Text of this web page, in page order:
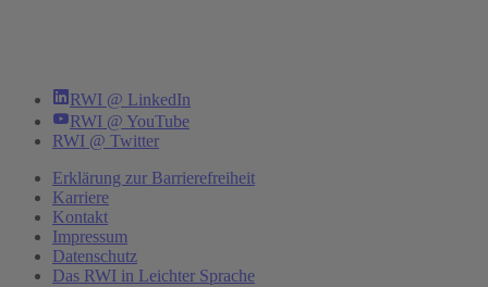
RWI @ LinkedIn
RWI @ YouTube
RWI @ Twitter
Erklärung zur Barrierefreiheit
Karriere
Kontakt
Impressum
Datenschutz
Das RWI in Leichter Sprache